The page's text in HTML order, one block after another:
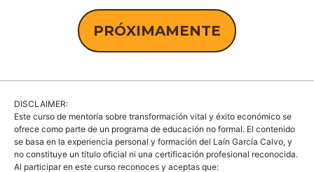
PRÓXIMAMENTE
DISCLAIMER:
Este curso de mentoría sobre transformación vital y éxito económico se
ofrece como parte de un programa de educación no formal. El contenido
se basa en la experiencia personal y formación del Laín García Calvo, y
no constituye un título oficial ni una certificación profesional reconocida.
Al participar en este curso reconoces y aceptas que: